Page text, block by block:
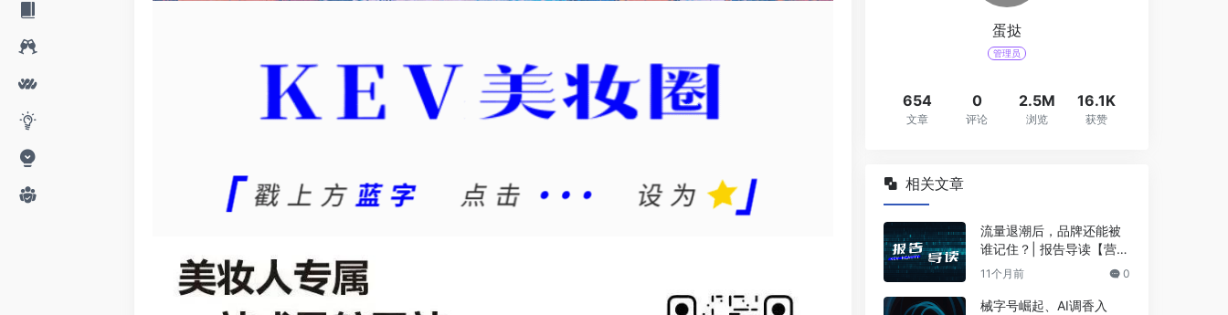
蛋挞
管理员
654
文章
0
评论
2.5M
浏览
16.1K
获赞
相关文章
流量退潮后，品牌还能被
谁记住？| 报告导读【营销
合集】
11个月前 0
械字号崛起、AI调香入